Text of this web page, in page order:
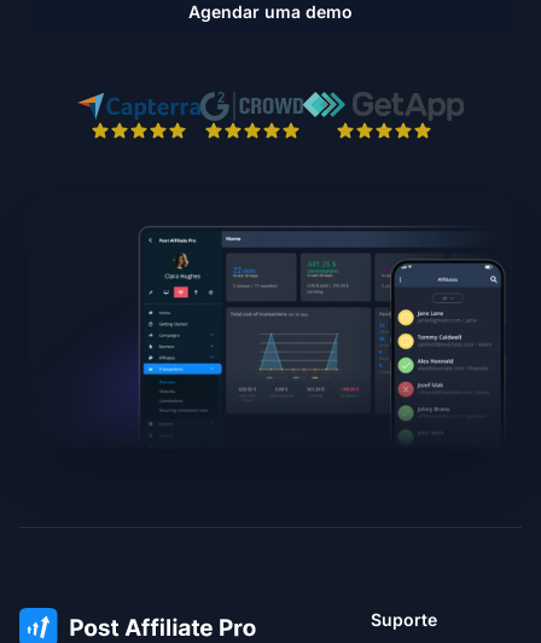
Agendar uma demo
Suporte